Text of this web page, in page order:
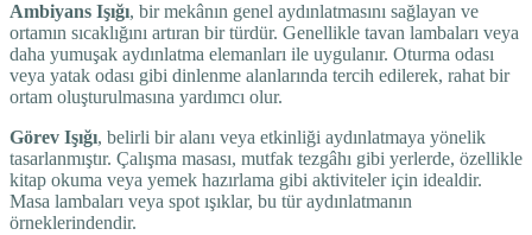
Ambiyans Işığı, bir mekânın genel aydınlatmasını sağlayan ve
ortamın sıcaklığını artıran bir türdür. Genellikle tavan lambaları veya
daha yumuşak aydınlatma elemanları ile uygulanır. Oturma odası
veya yatak odası gibi dinlenme alanlarında tercih edilerek, rahat bir
ortam oluşturulmasına yardımcı olur.
Görev Işığı, belirli bir alanı veya etkinliği aydınlatmaya yönelik
tasarlanmıştır. Çalışma masası, mutfak tezgâhı gibi yerlerde, özellikle
kitap okuma veya yemek hazırlama gibi aktiviteler için idealdir.
Masa lambaları veya spot ışıklar, bu tür aydınlatmanın
örneklerindendir.